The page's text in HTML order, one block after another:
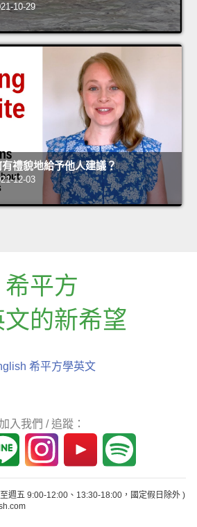
10-29
禮貌地給予他人建議？
12-03
希平方
的新希望
希平方學英文
加入我們 / 追蹤：
週五 9:00-12:00、13:30-18:00，國定假日除外 )